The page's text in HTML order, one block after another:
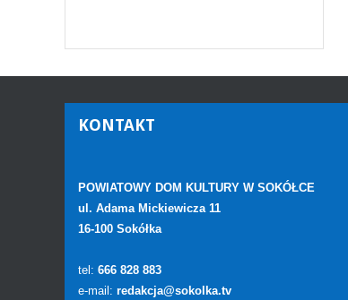
KONTAKT
POWIATOWY DOM KULTURY W SOKÓŁCE
ul. Adama Mickiewicza 11
16-100 Sokółka
tel: 666 828 883
e-mail: redakcja@sokolka.tv